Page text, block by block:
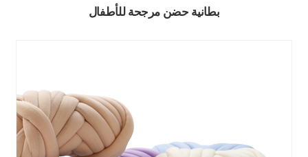
بطانية حضن مرجحة للأطفال